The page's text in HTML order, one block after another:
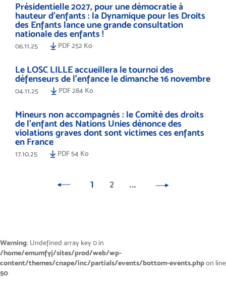
Présidentielle 2027, pour une démocratie à
hauteur d’enfants : la Dynamique pour les Droits
des Enfants lance une grande consultation
nationale des enfants !
06.11.25 PDF 252 Ko
Le LOSC LILLE accueillera le tournoi des
défenseurs de l'enfance le dimanche 16 novembre
04.11.25 PDF 284 Ko
Mineurs non accompagnés : le Comité des droits
de l’enfant des Nations Unies dénonce des
violations graves dont sont victimes ces enfants
en France
17.10.25 PDF 54 Ko
1 2 …
Warning: Undefined array key 0 in
/home/emumfyj/sites/prod/web/wp-
content/themes/cnape/inc/partials/events/bottom-events.phpon line
50